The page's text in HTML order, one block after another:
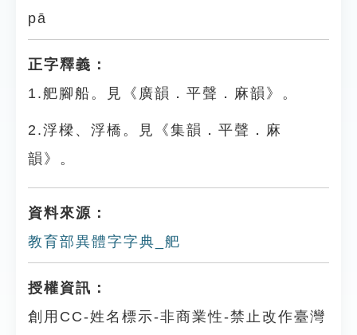
pā
正字釋義：
1.舥腳船。見《廣韻．平聲．麻韻》。
2.浮樑、浮橋。見《集韻．平聲．麻
韻》。
資料來源：
教育部異體字字典_舥
授權資訊：
創用CC-姓名標示-非商業性-禁止改作臺灣